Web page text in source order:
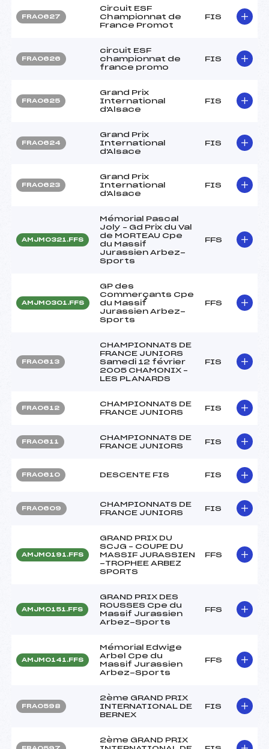
FRA0627
Circuit ESF
Championnat de
France Promot
FIS
FRA0626
circuit ESF
championnat de
france promo
FIS
FRA0625
Grand Prix
International
d'Alsace
FIS
FRA0624
Grand Prix
International
d'Alsace
FIS
FRA0623
Grand Prix
International
d'Alsace
FIS
AMJM0321.FFS
Mémorial Pascal
Joly – Gd Prix du Val
de MORTEAU Cpe
du Massif
Jurassien Arbez-
Sports
FFS
AMJM0301.FFS
GP des
Commerçants Cpe
du Massif
Jurassien Arbez-
Sports
FFS
FRA0613
CHAMPIONNATS DE
FRANCE JUNIORS
Samedi 12 février
2005 CHAMONIX –
LES PLANARDS
FIS
FRA0612
CHAMPIONNATS DE
FRANCE JUNIORS
FIS
FRA0611
CHAMPIONNATS DE
FRANCE JUNIORS
FIS
FRA0610 DESCENTE FIS FIS
FRA0609
CHAMPIONNATS DE
FRANCE JUNIORS
FIS
AMJM0191.FFS
GRAND PRIX DU
SCJG – COUPE DU
MASSIF JURASSIEN
-TROPHEE ARBEZ
SPORTS
FFS
AMJM0151.FFS
GRAND PRIX DES
ROUSSES Cpe du
Massif Jurassien
Arbez-Sports
FFS
AMJM0141.FFS
Mémorial Edwige
Arbel Cpe du
Massif Jurassien
Arbez-Sports
FFS
FRA0598
2ème GRAND PRIX
INTERNATIONAL DE
BERNEX
FIS
2ème GRAND PRIX